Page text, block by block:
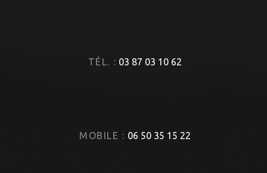
TÉL. : 03 87 03 10 62
MOBILE : 06 50 35 15 22